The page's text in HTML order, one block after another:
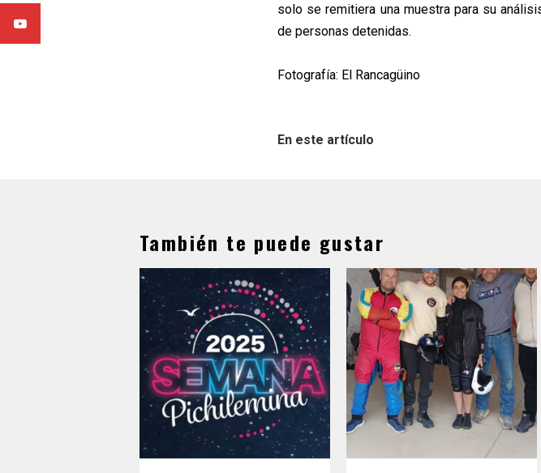
solo se remitiera una muestra para su
de personas detenidas.
Fotografía: El Rancagüino
En este artículo
También te puede gustar